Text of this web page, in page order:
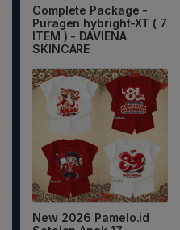
Complete Package -
Puragen hybright-XT ( 7
ITEM ) - DAVIENA
SKINCARE
New 2026 Pamelo.id